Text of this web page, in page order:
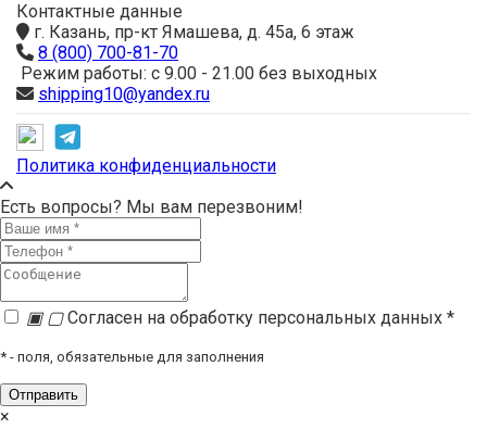
Контактные данные
г. Казань, пр-кт Ямашева, д. 45а, 6 этаж
8 (800) 700-81-70
Режим работы: с 9.00 - 21.00 без выходных
shipping10@yandex.ru
Политика конфиденциальности
Есть вопросы? Мы вам перезвоним!
▣ ▢Согласен на обработку персональных данных *
* - поля, обязательные для заполнения
×